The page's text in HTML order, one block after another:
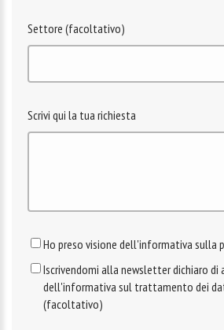
Settore (facoltativo)
Scrivi qui la tua richiesta
Ho preso visione dell'informativa sulla
Iscrivendomi alla newsletter dichiaro di
dell'informativa sul trattamento dei
(facoltativo)